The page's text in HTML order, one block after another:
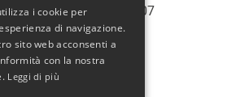
Iva N° 16075561007
485 73
i cookie per
di navigazione.
sito web acconsenti a
con la nostra
Leggi di più